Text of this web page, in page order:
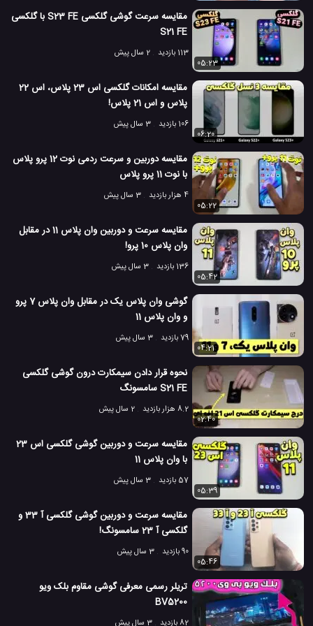
# S21 پلاس سامسونگ #
# تست بازی گلکسی S21 پلاس
تست دوربین گوشی گلکسی S21 پلاس
# تست سرعت تلفن همراه # تست سرعت گوشی همراه
# تست سرعت موبایل تست گوشی بلک شارک 4 شیائومی
# جعبه گشایی بلک شارک 4 شیائومی
جعبه گشایی گلکسی S21 پلاس # دوربین S21 پلاس سامسونگ
معرفی بلک شارک 4 شیائومی
7 هزار بازدید
5 سال پیش بررسی تکنولوژی موبایل نقد و بررسی
مقایسه سرعت گوشی گلکسی S23 FE با گلکسی
S21 FE
113 بازدید
2 سال پیش
05:23
مقایسه امکانات گلکسی اس 23 پلاس، اس 22
پلاس و اس 21 پلاس!
106 بازدید
3 سال پیش
06:20
مقایسه دوربین و سرعت ردمی نوت 12 پرو پلاس
با نوت 11 پرو پلاس
4 هزار بازدید
3 سال پیش
05:22
مقایسه سرعت و دوربین وان پلاس 11 در مقابل
وان پلاس 10 پرو!
136 بازدید
3 سال پیش
05:42
گوشی وان پلاس یک در مقابل وان پلاس 7 پرو
و وان پلاس 11
79 بازدید
3 سال پیش
04:21
نحوه قرار دادن سیمکارت درون گوشی گلکسی
S21 FE سامسونگ
8.2 هزار بازدید
2 سال پیش
02:40
مقایسه سرعت و دوربین گوشی گلکسی اس 23
با وان پلاس 11
57 بازدید
3 سال پیش
05:39
مقایسه سرعت و دوربین گوشی گلکسی آ 33 و
گلکسی آ 23 سامسونگ!
90 بازدید
3 سال پیش
05:46
تریلر رسمی معرفی گوشی مقاوم بلک ویو
BV5200
82 بازدید 3 سال پیش